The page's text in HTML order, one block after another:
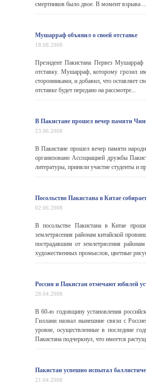
смертников было двое. В момент взрыва ...
Мушарраф объявил о своей отставке
18.08.2008
Президент Пакистана Первез
отставку. Мушарраф, которому грозил
сторонниками, и добавил, что оставляет
отставке будет передано на рассмотре...
В Пакистане прошел вечер памяти
23.06.2008
В Пакистане прошел вечер памяти
организовано Ассоциацией дружбы
литературы, приняли участие студенты и
Посольство Пакистана в Китае
02.06.2008
В посольстве Пакистана в Китае
землетрясения районам китайской
пострадавшим от землетрясения
художественных промыслов, цветные
Россия и Пакистан отмечают юбилей
28.04.2008
В 60-ю годовщину установления
Гиллани назвал нынешние связи с
уровне, осуществленные в последние
Пакистана подчеркнул, что имеется
Пакистан успешно испытал
21.04.2008